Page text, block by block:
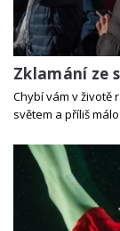
Zklamání ze
Chybí vám v životě
světem a příliš